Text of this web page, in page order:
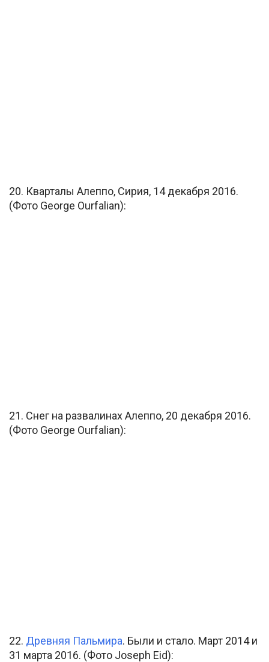
20. Кварталы Алеппо, Сирия, 14 декабря 2016.
(Фото George Ourfalian):
21. Снег на развалинах Алеппо, 20 декабря 2016.
(Фото George Ourfalian):
22. Древняя Пальмира. Были и стало. Март 2014 и
31 марта 2016. (Фото Joseph Eid):